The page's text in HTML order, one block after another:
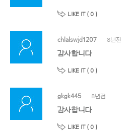
LIKE IT ( 0 )
chlalswjd1207 8년전
감사합니다
LIKE IT ( 0 )
gkgk445 8년전
감사합니다
LIKE IT ( 0 )